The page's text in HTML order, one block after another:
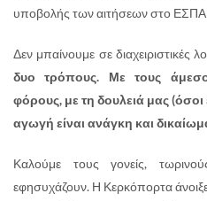
υποβολής των αιτήσεων στο
Δεν μπαίνουμε σε διαχειριστικές
δυο τρόπους. Με τους
φόρους, με τη δουλειά μας
αγωγή είναι ανάγκη και
Καλούμε τους γονείς,
εφησυχάζουν. Η Κερκόπορτα